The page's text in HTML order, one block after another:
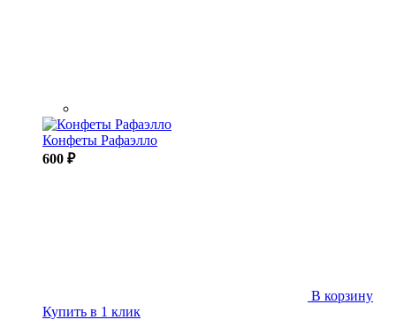
Конфеты Рафаэлло
600 ₽
В корзину
Купить в 1 клик